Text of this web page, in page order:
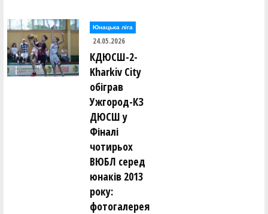
Юнацька ліга
24.05.2026
КДЮСШ-2-
Kharkiv City
обіграв
Ужгород-КЗ
ДЮСШ у
Фіналі
чотирьох
ВЮБЛ серед
юнаків 2013
року:
фотогалерея